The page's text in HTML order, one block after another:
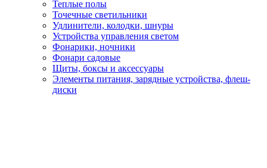
Теплые полы
Точечные светильники
Удлинители, колодки, шнуры
Устройства управления светом
Фонарики, ночники
Фонари садовые
Щиты, боксы и аксессуары
Элементы питания, зарядные устройства, флеш-
диски